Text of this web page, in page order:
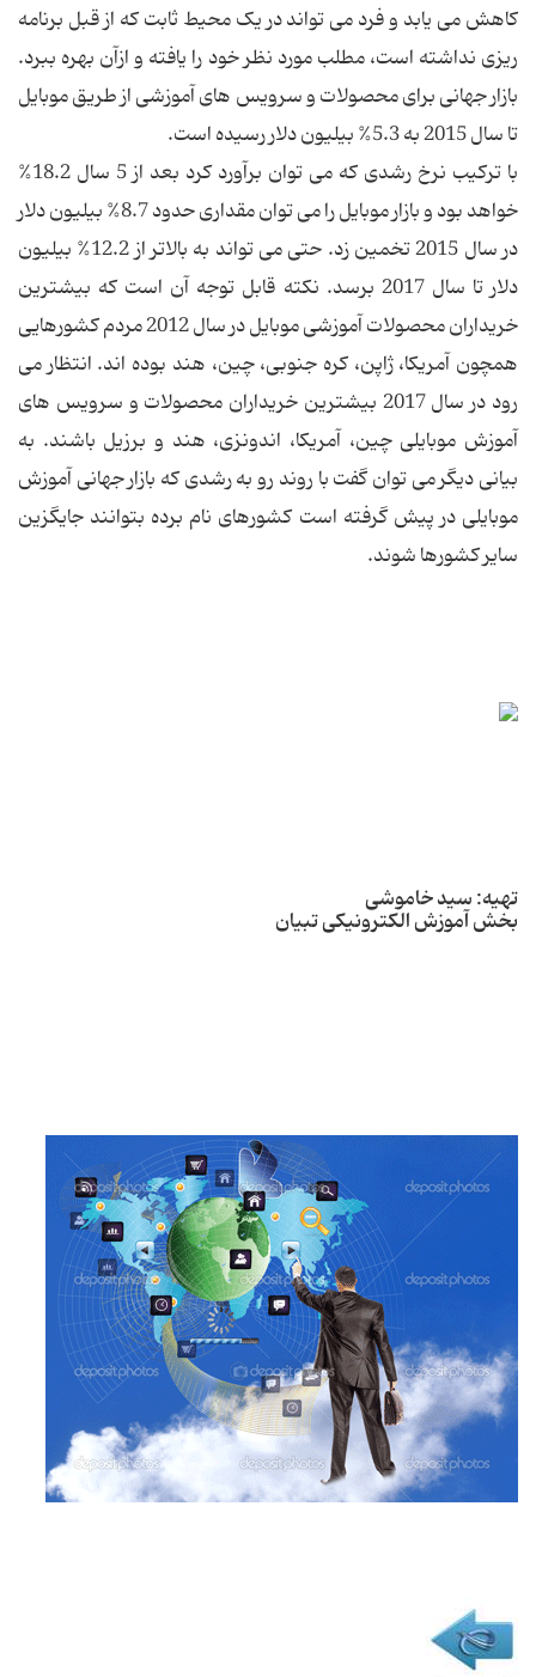
کاهش می یابد و فرد می تواند در یک محیط ثابت که از قبل برنامه
ریزی نداشته است، مطلب مورد نظر خود را یافته و ازآن بهره ببرد.
بازار جهانی برای محصولات و سرویس های آموزشی از طریق موبایل
تا سال 2015 به 5.3% بیلیون دلار رسیده است.
با ترکیب نرخ رشدی که می توان برآورد کرد بعد از 5 سال 18.2%
خواهد بود و بازار موبایل را می توان مقداری حدود 8.7% بیلیون دلار
در سال 2015 تخمین زد. حتی می تواند به بالاتر از 12.2% بیلیون
دلار تا سال 2017 برسد. نکته قابل توجه آن است که بیشترین
خریداران محصولات آموزشی موبایل در سال 2012 مردم کشورهایی
همچون آمریکا، ژاپن، کره جنوبی، چین، هند بوده اند. انتظار می
رود در سال 2017 بیشترین خریداران محصولات و سرویس های
آموزش موبایلی چین، آمریکا، اندونزی، هند و برزیل باشند. به
بیانی دیگر می توان گفت با روند رو به رشدی که بازار جهانی آموزش
موبایلی در پیش گرفته است کشورهای نام برده بتوانند جایگزین
سایر کشورها شوند.
تهیه: سید خاموشی
بخش آموزش الکترونیکی تبیان